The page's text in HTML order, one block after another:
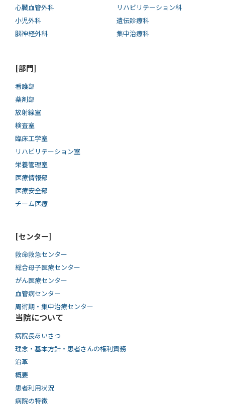
心臓血管外科
小児外科
脳神経外科
リハビリテーション科
遺伝診療科
集中治療科
[部門]
看護部
薬剤部
放射線室
検査室
臨床工学室
リハビリテーション室
栄養管理室
医療情報部
医療安全部
チーム医療
[センター]
救命救急センター
総合母子医療センター
がん医療センター
血管病センター
周術期・集中治療センター
当院について
病院長あいさつ
理念・基本方針・患者さんの権利責務
沿革
概要
患者利用状況
病院の特徴